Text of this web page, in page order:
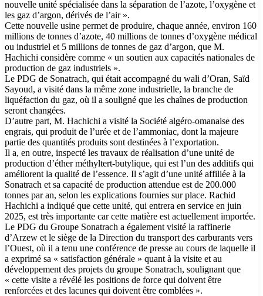
nouvelle unité spécialisée dans la séparation de l’azote, l’oxygène et
les gaz d’argon, dérivés de l’air ».
Cette nouvelle usine permet de produire, chaque année, environ 160
millions de tonnes d’azote, 40 millions de tonnes d’oxygène médical
ou industriel et 5 millions de tonnes de gaz d’argon, que M.
Hachichi considère comme « un soutien aux capacités nationales de
production de gaz industriels ».
Le PDG de Sonatrach, qui était accompagné du wali d’Oran, Saïd
Sayoud, a visité dans la même zone industrielle, la branche de
liquéfaction du gaz, où il a souligné que les chaînes de production
seront changées.
D’autre part, M. Hachichi a visité la Société algéro-omanaise des
engrais, qui produit de l’urée et de l’ammoniac, dont la majeure
partie des quantités produits sont destinées à l’exportation.
Il a, en outre, inspecté les travaux de réalisation d’une unité de
production d’éther méthyltert-butylique, qui est l’un des additifs qui
améliorent la qualité de l’essence. Il s’agit d’une unité affiliée à la
Sonatrach et sa capacité de production attendue est de 200.000
tonnes par an, selon les explications fournies sur place. Rachid
Hachichi a indiqué que cette unité, qui entrera en service en juin
2025, est très importante car cette matière est actuellement importée.
Le PDG du Groupe Sonatrach a également visité la raffinerie
d’Arzew et le siège de la Direction du transport des carburants vers
l’Ouest, où il a tenu une conférence de presse au cours de laquelle il
a exprimé sa « satisfaction générale » quant à la visite et au
développement des projets du groupe Sonatrach, soulignant que
« cette visite a révélé les positions de force qui doivent être
renforcées et des lacunes qui doivent être comblées ».